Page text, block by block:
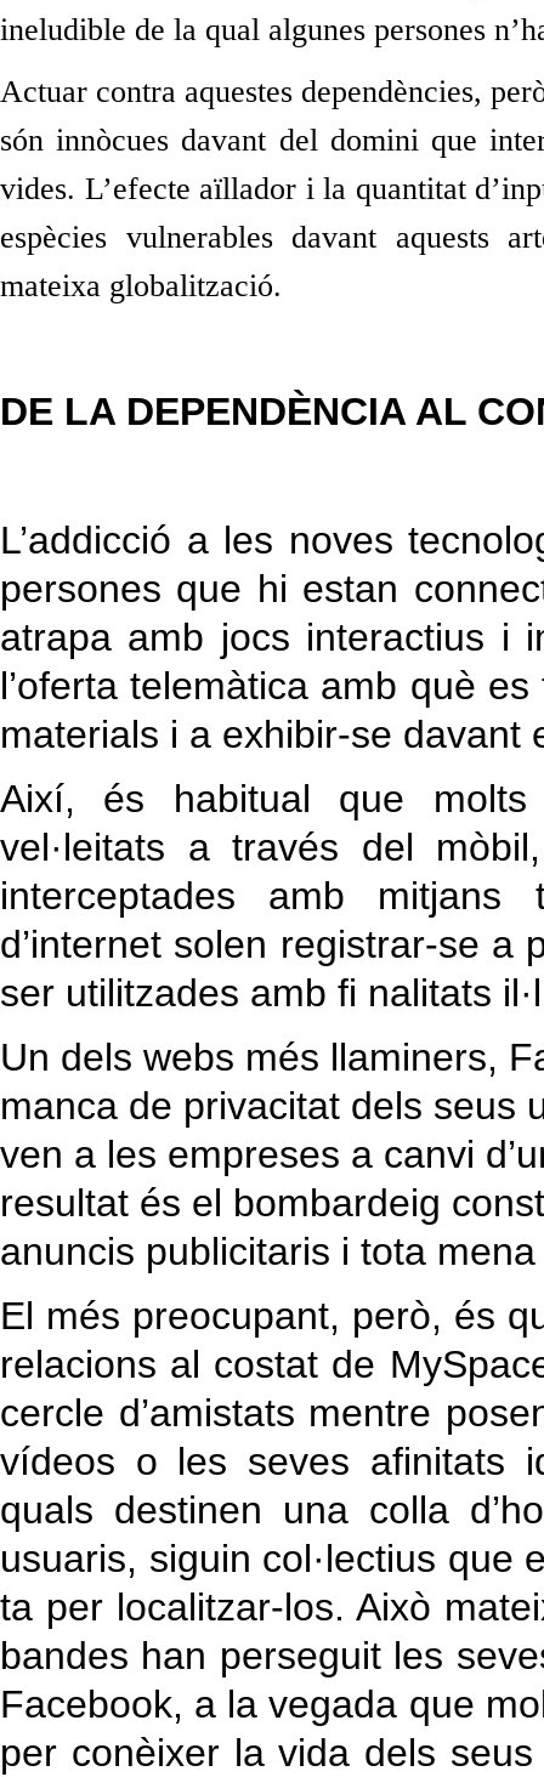
ineludible de la qual algunes persones
Actuar contra aquestes dependències,
són innòcues davant del domini que
vides. L’efecte aïllador i la quantitat
espècies vulnerables davant aquests
mateixa globalització.
DE LA DEPENDÈNCIA AL
L’addicció a les noves
persones que hi estan
atrapa amb jocs interactius i
l’oferta telemàtica amb què
materials i a exhibir-se davant
Així, és habitual que molts
vel·leitats a través del
interceptades amb
d’internet solen registrar-se a
ser utilitzades amb fi nalitats
Un dels webs més llaminers,
manca de privacitat dels seus
ven a les empreses a canvi
resultat és el bombardeig
anuncis publicitaris i tota
El més preocupant, però, és
relacions al costat de
cercle d’amistats mentre
vídeos o les seves afinitats
quals destinen una colla
usuaris, siguin col·lectius que
ta per localitzar-los. Això
bandes han perseguit les
Facebook, a la vegada que
per conèixer la vida dels